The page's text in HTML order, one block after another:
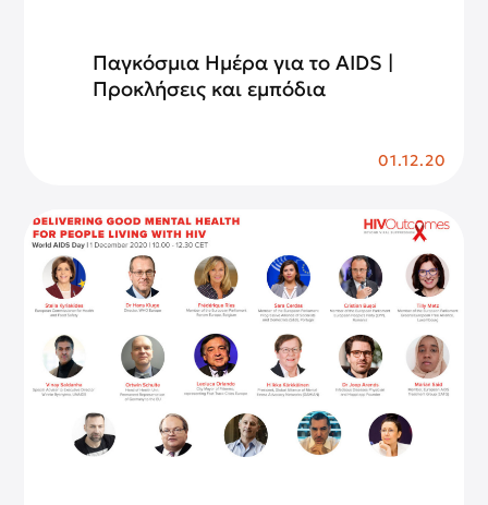
Παγκόσμια Ημέρα για το AIDS |
Προκλήσεις και εμπόδια
01.12.20